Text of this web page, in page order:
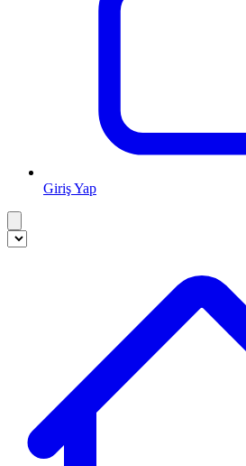
Giriş Yap